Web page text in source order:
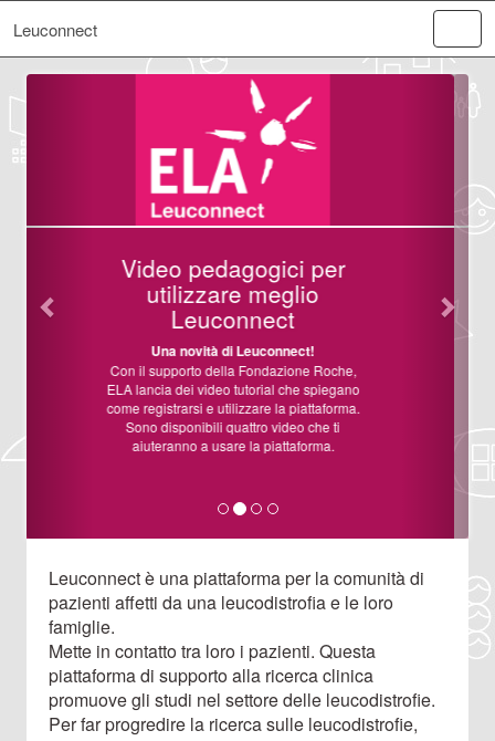
Leuconnect
Benvenuti sulla
piattaforma
Leuconnect!
ELA France ed ELA International lanciano
Leuconnect, una piattaforma di supporto
alla ricerca clinica online per il
reclutamento dei pazienti negli studi e
nelle sperimentazioni cliniche,
contribuendo adaccelerare la ricerca
Leuconnect è una piattaforma per la comunità di
pazienti affetti da una leucodistrofia e le loro
famiglie.
Mette in contatto tra loro i pazienti. Questa
piattaforma di supporto alla ricerca clinica
promuove gli studi nel settore delle leucodistrofie.
Per far progredire la ricerca sulle leucodistrofie,